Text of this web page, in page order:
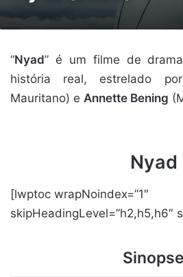
“Nyad” é um filme de
história real, estrelado por
Mauritano) e Annette Bening
Nyad
[lwptoc wrapNoindex=”1″
skipHeadingLevel=”h2,h5,h6″
Sinopse